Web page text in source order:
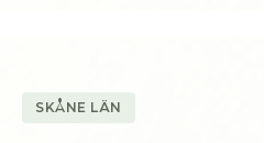
SKÅNE LÄN